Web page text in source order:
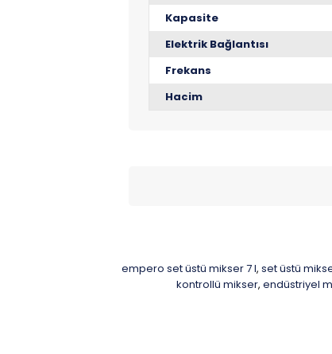
Kapasite
Elektrik Bağlantısı
Frekans
Hacim
empero set üstü mikser 7 l, set üstü
kontrollü mikser, endüstriyel